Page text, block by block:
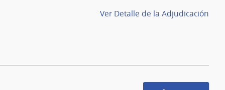
Ver Detalle de la Adjudicación